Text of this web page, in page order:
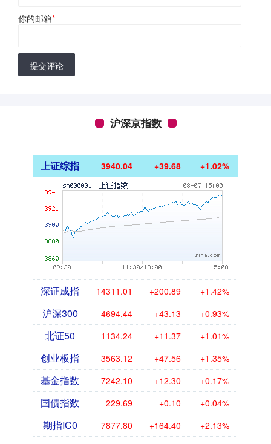
你的邮箱*
提交评论
沪深京指数
上证综指 3940.04 +39.68 +1.02%
深证成指 14311.01 +200.89 +1.42%
沪深300 4694.44 +43.13 +0.93%
北证50 1134.24 +11.37 +1.01%
创业板指 3563.12 +47.56 +1.35%
基金指数 7242.10 +12.30 +0.17%
国债指数 229.69 +0.10 +0.04%
期指IC0 7877.80 +164.40 +2.13%